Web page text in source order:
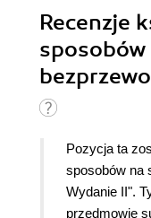
Recenzje
sposobów
Pozycja ta
sposobów na
Wydanie II".
przedmowie